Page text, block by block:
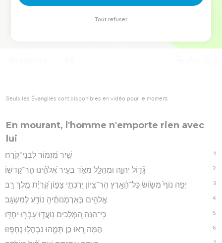
Seuls les Évangiles sont disponibles en vidéo pour le moment.
En mourant, l'homme n'emporte rien avec
lui
1 שִׁ֥יר מִ֝זְמוֹר לִבְנֵי־קֹֽרַח׃
2 גָּ֘ד֤וֹל יְהוָ֣ה וּמְהֻלָּ֣ל מְאֹ֑ד בְּעִ֥יר אֱ֝לֹהֵ֗ינוּ הַר־קָדְשֽׁוֹ׃
3 יְפֵ֥ה נוֹף֮ מְשׂ֪וֹשׂ כָּל־הָ֫אָ֥רֶץ הַר־צִ֭יּוֹן יַרְכְּתֵ֣י צָפ֑וֹן קִ֝רְיַ֗ת מֶ֣לֶךְ רָֽב׃
4 אֱלֹהִ֥ים בְּאַרְמְנוֹתֶ֗יהָ נוֹדַ֥ע לְמִשְׂגָּֽב׃
5 כִּֽי־הִנֵּ֣ה הַ֭מְּלָכִים נֽוֹעֲד֑וּ עָבְר֥וּ יַחְדָּֽו׃
6 הֵ֣מָּה רָ֭אוּ כֵּ֣ן תָּמָ֑הוּ נִבְהֲל֥וּ נֶחְפָּֽזוּ׃
Tout refuser